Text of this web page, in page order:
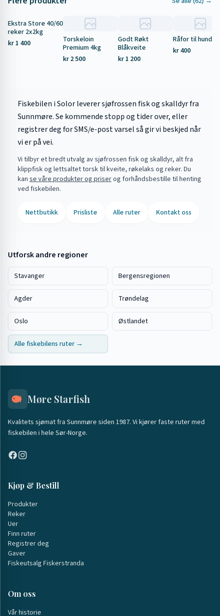
Tilbud
Ekstra Store 40/60
reker 2x2kg
kr 1 400
Torskeloin
Premium 4kg
kr 2 500
Godt Røkt
Blåkveite
kr 1 200
Råfor til hund
kr 400
Fiskebilen i Solor leverer sjøfrossen fisk og skalldyr fra
Sunnmøre. Se kommende stopp og tider over, eller
registrer deg for SMS/e-post varsel så gir vi beskjed når
vi er på vei.
Vi tilbyr et bredt utvalg av sjøfrossen fisk og skalldyr, alt fra
klippfisk og lettsaltet torsk til kveite, røkelaks og reker. Du
kan se våre produkter og priserog forhåndsbestille til henting
ved fiskebilen.
Nettbutikk Prisliste Alle ruter Kontakt oss
Utforsk andre regioner
Stavanger Bergensregionen
Agder Trøndelag
Oslo Østlandet
Alle fiskebilens ruter →
Møre Starfish
Kvalitets sjømat fra Sunnmøre siden 1987. Vi kjører faste ruter med
fiskebilen i hele Sør-Norge.
Kjøp & Bestill
Produkter
Reker
Uer
Finn ruter
Registrer deg
Gaver
Fiskeutsalg Fiskerstranda
Om oss
Vår historie